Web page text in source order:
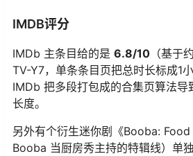
IMDB评分
IMDb 主条目给的是 6.8/10 （基于
TV-Y7，单条条目页把总时长标成
IMDb 把多段打包成的合集页算法导
长度。
另外有个衍生迷你剧《Booba: Food
Booba 当厨房秀主持的特辑线）单